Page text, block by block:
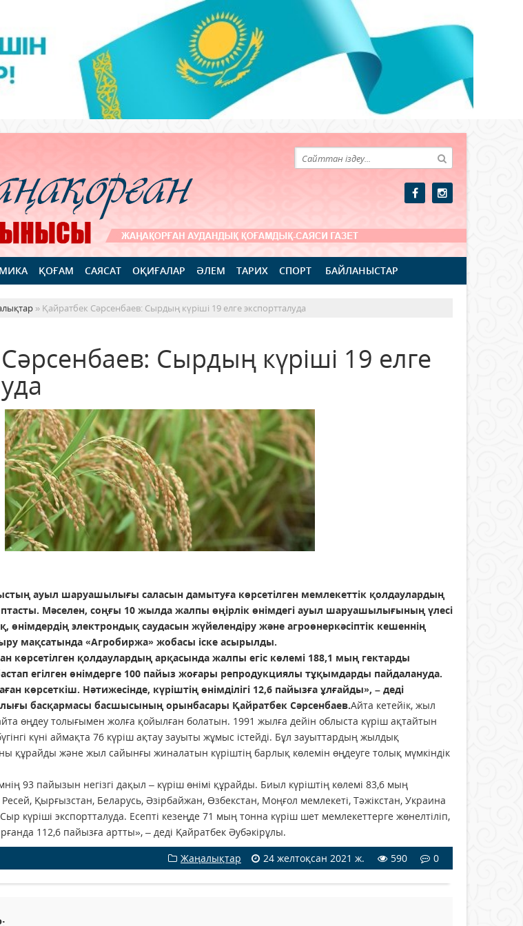
ҚОҒАМ САЯСАТ ОҚИҒАЛАР ӘЛЕМ ТАРИХ СПОРТ БАЙЛАНЫСТАР
» Қайратбек Сәрсенбаев: Сырдың күріші 19 елге экспортталуда
Сырдың күріші 19 елге
ауыл шаруашылығы саласын дамытуға көрсетілген мемлекеттік қолдаулардың
Мәселен, соңғы 10 жылда жалпы өңірлік өнімдегі ауыл шаруашылығының үлесі
өнімдердің электрондық саудасын жүйелендіру және агроөнеркәсіптік кешеннің
мақсатында «Агробиржа» жобасы іске асырылды.
көрсетілген қолдаулардың арқасында жалпы егіс көлемі 188,1 мың гектарды
егілген өнімдерге 100 пайыз жоғары репродукциялы тұқымдарды пайдалануда.
көрсеткіш. Нәтижесінде, күріштің өнімділігі 12,6 пайызға ұлғайды», – деді
басқармасы басшысының орынбасары Қайратбек Сәрсенбаев.Айта кетейік, жыл
өңдеу толығымен жолға қойылған болатын. 1991 жылға дейін облыста күріш ақтайтын
күні аймақта 76 күріш ақтау зауыты жұмыс істейді. Бұл зауыттардың жылдық
құрайды және жыл сайынғы жиналатын күріштің барлық көлемін өңдеуге толық мүмкіндік
93 пайызын негізгі дақыл – күріш өнімі құрайды. Биыл күрiштің көлемі 83,6 мың
Қырғызстан, Беларусь, Әзірбайжан, Өзбекстан, Моңғол мемлекеті, Тәжікстан, Украина
күріші экспортталуда. Есепті кезеңде 71 мың тонна күріш шет мемлекеттерге жөнелтіліп,
112,6 пайызға артты», – деді Қайратбек Әубәкірұлы.
Жаңалықтар
24 желтоқсан 2021 ж. 590 0